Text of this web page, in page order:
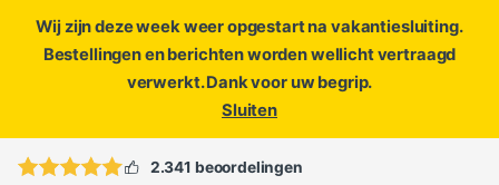
Wij zijn deze week weer opgestart na vakantiesluiting.
Bestellingen en berichten worden wellicht vertraagd
verwerkt. Dank voor uw begrip.
Sluiten
ofopen een ticket
2.341 beoordelingen